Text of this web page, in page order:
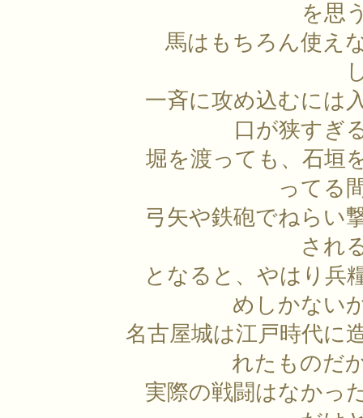
を思
馬はもちろん使え
一斉に攻め込むには
口が狭すぎ
堀を渡っても、石垣
ってる
弓矢や鉄砲でねらい
され
となると、やはり兵
めしかない
名古屋城は江戸時代に
れたものだ
実際の戦闘はなかっ